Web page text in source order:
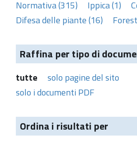
Normativa (315)
Ippica (1)
Difesa delle piante (16)
Raffina per tipo di
tutte
solo pagine del sito
solo i documenti PDF
Ordina i risultati per